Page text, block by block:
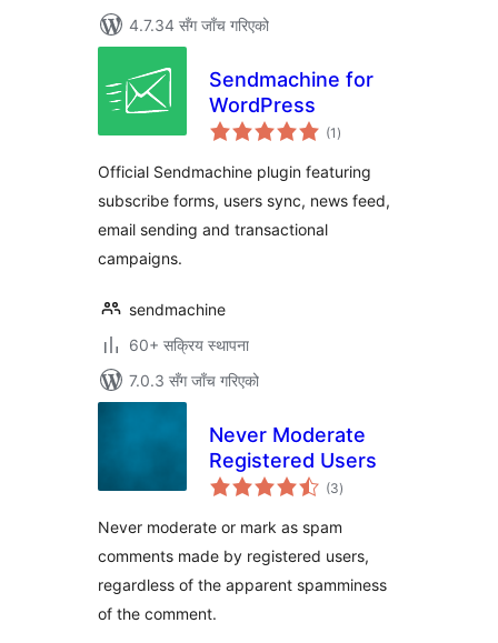
4.7.34 सँग जाँच गरिएको
Sendmachine for
WordPress
(1 कुल
रेटिङ्गहरू
)
Official Sendmachine plugin featuring
subscribe forms, users sync, news feed,
email sending and transactional
campaigns.
sendmachine
60+ सक्रिय स्थापना
7.0.3 सँग जाँच गरिएको
Never Moderate
Registered Users
(3कुल
रेटिङ्गहरू
)
Never moderate or mark as spam
comments made by registered users,
regardless of the apparent spamminess
of the comment.